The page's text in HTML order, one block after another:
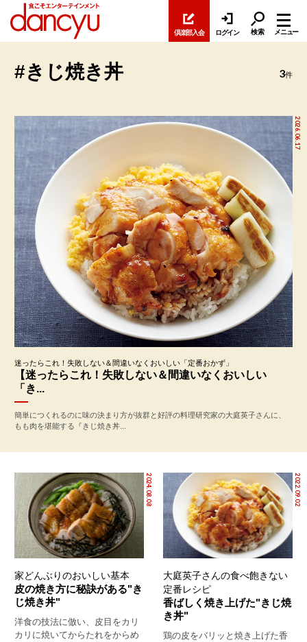
倶楽部入会 ログイン 検索 メニュー
#きじ焼き丼 3件
2026.06.17
迷ったらこれ！失敗しない＆間違いなくおいしい「定番おかず」
【迷ったらこれ！失敗しない＆間違いなくおいしい
「き...
簡単につくれるのに味の決まり方が抜群と好評の料理研究家の大庭英子さんに、
もも肉を堪能する『きじ焼き丼...
2024.08.08
家どんぶりのおいしい基本
皮の焼き方に秘訣がある"き
じ焼き丼"
洋食の技法に倣い、皮目をカリ
カリに焼いてからたれをからめ
2022.09.02
大庭英子さんの食べ飽きない
定番レシピ
香ばしく焼き上げた"きじ焼
き丼"
鶏の皮をバリッと焼き上げた香